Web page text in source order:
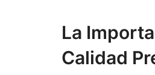
La
Calidad